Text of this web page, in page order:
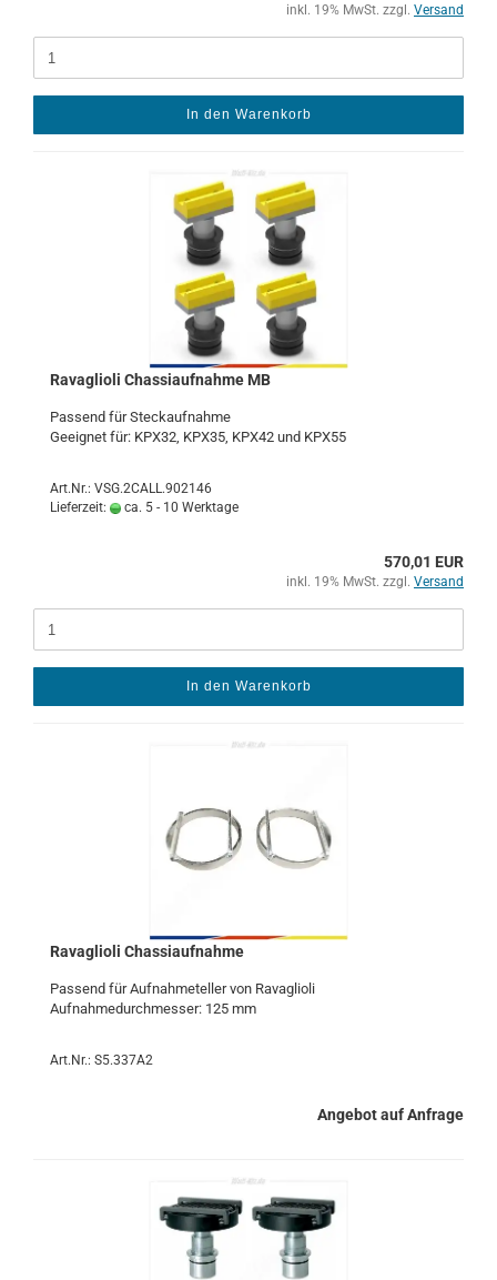
inkl. 19% MwSt. zzgl. Versand
In den Warenkorb
Ra­vaglio­li Chas­si­auf­nah­me MB
Pas­send für Steck­auf­nah­me
Ge­eig­net für: KPX32, KPX35, KPX42 und KPX55
Art.Nr.: VSG.2CALL.902146
Lieferzeit:
ca. 5 - 10 Werktage
570,01 EUR
inkl. 19% MwSt. zzgl. Versand
In den Warenkorb
Ra­vaglio­li Chas­si­auf­nah­me
Pas­send für Auf­nah­me­tel­ler von Ra­vaglio­li
Auf­nah­me­durch­mes­ser: 125 mm
Art.Nr.: S5.337A2
Angebot auf Anfrage